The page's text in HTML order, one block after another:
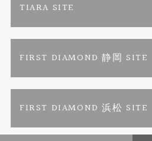
TIARA SITE
FIRST DIAMOND 静岡 SITE
FIRST DIAMOND 浜松 SITE